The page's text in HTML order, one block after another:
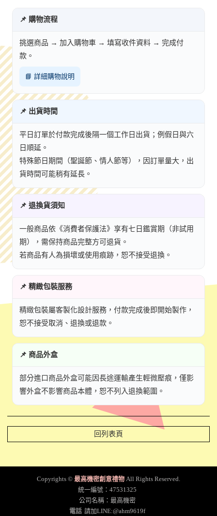
📌 購物流程
挑選商品 → 加入購物車 → 填寫收件資料 → 完成付
款。
📘 詳細購物說明
📌 出貨時間
平日訂單於付款完成後隔一個工作日出貨；例假日與六
日順延。
特殊節日期間（聖誕節、情人節等），因訂單量大，出
貨時間可能稍有延長。
📌 退換貨須知
一般商品依《消費者保護法》享有七日鑑賞期（非試用
期），需保持商品完整方可退貨。
若商品有人為損壞或使用痕跡，恕不接受退換。
📌 精緻包裝服務
精緻包裝屬客製化設計服務，付款完成後即開始製作，
恕不接受取消、退換或退款。
📌 商品外盒
部分進口商品外盒可能因長途運輸產生輕微壓痕，僅影
響外盒不影響商品本體，恕不列入退換範圍。
回列表頁
Copyrights © 最高機密創意禮物 All Rights Reserved.
統一編號：47531325
公司名稱：最高機密
電話 請加LINE:@ahm9619f